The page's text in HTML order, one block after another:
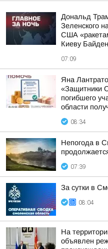
Дональд
Зеленского
США
Киеву
07:09
Яна
«Защитники
погибшего
области
08:34
Непогода в
07:39
За сутки в
08:04
На
объявлен